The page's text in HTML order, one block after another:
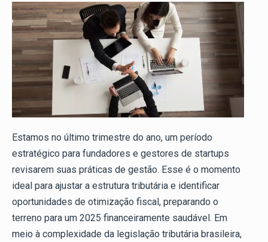
Estamos no último trimestre do ano, um período
estratégico para fundadores e gestores de startups
revisarem suas práticas de gestão. Esse é o momento
ideal para ajustar a estrutura tributária e identificar
oportunidades de otimização fiscal, preparando o
terreno para um 2025 financeiramente saudável. Em
meio à complexidade da legislação tributária brasileira,